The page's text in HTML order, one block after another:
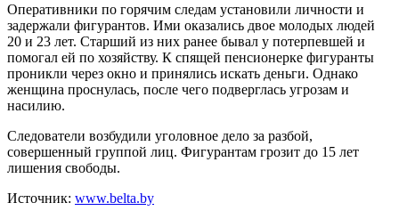
Оперативники по горячим следам установили личности и
задержали фигурантов. Ими оказались двое молодых людей
20 и 23 лет. Старший из них ранее бывал у потерпевшей и
помогал ей по хозяйству. К спящей пенсионерке фигуранты
проникли через окно и принялись искать деньги. Однако
женщина проснулась, после чего подверглась угрозам и
насилию.
Следователи возбудили уголовное дело за разбой,
совершенный группой лиц. Фигурантам грозит до 15 лет
лишения свободы.
Источник: www.belta.by